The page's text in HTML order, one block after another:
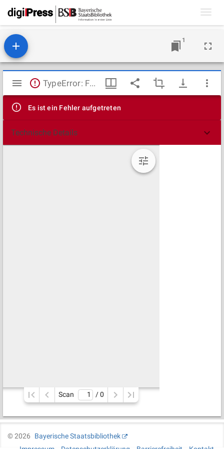
1
Mirador
Viewer
TypeError: Failed to fetch
Es ist ein Fehler aufgetreten
Technische Details
Scan / 0
©2026
Bayerische Staatsbibliothek